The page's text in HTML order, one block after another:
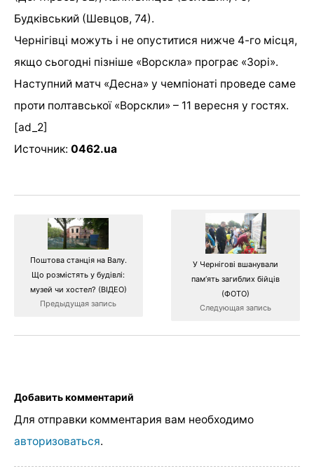
Будківський (Шевцов, 74).
Чернігівці можуть і не опуститися нижче 4-го місця,
якщо сьогодні пізніше «Ворскла» програє «Зорі».
Наступний матч «Десна» у чемпіонаті проведе саме
проти полтавської «Ворскли» – 11 вересня у гостях.
[ad_2]
Источник: 0462.ua
Поштова станція на Валу.
Що розмістять у будівлі:
музей чи хостел? (ВІДЕО)
Предыдущая запись
У Чернігові вшанували
пам‘ять загиблих бійців
(ФОТО)
Следующая запись
Добавить комментарий
Для отправки комментария вам необходимо
авторизоваться.